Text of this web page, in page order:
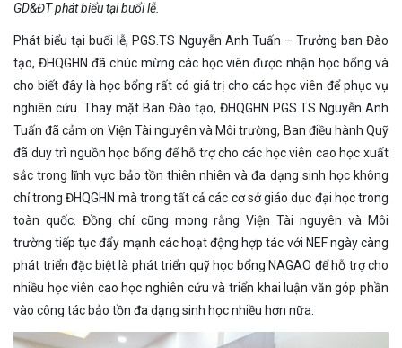
GD&ĐT phát biểu tại buổi lễ.
Phát biểu tại buổi lễ, PGS.TS Nguyễn Anh Tuấn – Trưởng ban Đào
tạo, ĐHQGHN đã chúc mừng các học viên được nhận học bổng và
cho biết đây là học bổng rất có giá trị cho các học viên để phục vụ
nghiên cứu. Thay mặt Ban Đào tạo, ĐHQGHN PGS.TS Nguyễn Anh
Tuấn đã cảm ơn Viện Tài nguyên và Môi trường, Ban điều hành Quỹ
đã duy trì nguồn học bổng để hỗ trợ cho các học viên cao học xuất
sắc trong lĩnh vực bảo tồn thiên nhiên và đa dạng sinh học không
chỉ trong ĐHQGHN mà trong tất cả các cơ sở giáo dục đại học trong
toàn quốc. Đồng chí cũng mong rằng Viện Tài nguyên và Môi
trường tiếp tục đẩy mạnh các hoạt động hợp tác với NEF ngày càng
phát triển đặc biệt là phát triển quỹ học bổng NAGAO để hỗ trợ cho
nhiều học viên cao học nghiên cứu và triển khai luận văn góp phần
vào công tác bảo tồn đa dạng sinh học nhiều hơn nữa.